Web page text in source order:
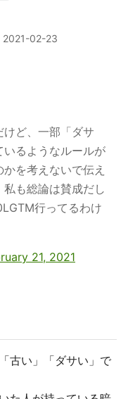
2021-02-23
ど、一部「ダサ
るようなルールが
を考えないで伝え
も総論は賛成だし
行ってるわけ
21, 2021
古い」「ダサい」で